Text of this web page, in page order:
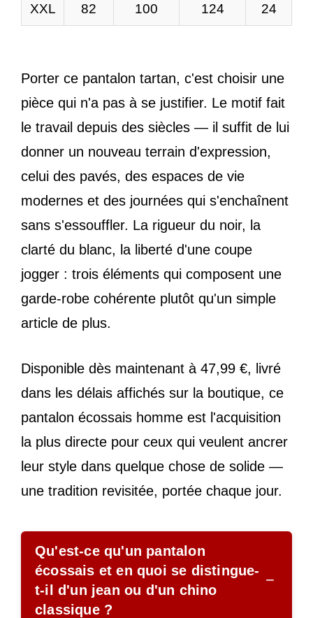
XXL 82 100 124 24
Porter ce pantalon tartan, c'est choisir une
pièce qui n'a pas à se justifier. Le motif fait
le travail depuis des siècles — il suffit de lui
donner un nouveau terrain d'expression,
celui des pavés, des espaces de vie
modernes et des journées qui s'enchaînent
sans s'essouffler. La rigueur du noir, la
clarté du blanc, la liberté d'une coupe
jogger : trois éléments qui composent une
garde-robe cohérente plutôt qu'un simple
article de plus.
Disponible dès maintenant à 47,99 €, livré
dans les délais affichés sur la boutique, ce
pantalon écossais homme est l'acquisition
la plus directe pour ceux qui veulent ancrer
leur style dans quelque chose de solide —
une tradition revisitée, portée chaque jour.
Qu'est-ce qu'un pantalon
écossais et en quoi se distingue-
t-il d'un jean ou d'un chino
classique ?
−